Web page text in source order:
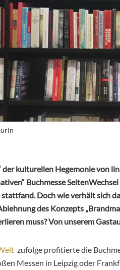
der kulturellen Hegemonie von
BuchmesseSeitenWechsel
Doch wie verhält sich
des Konzepts
muss? Von unserem
zufolge profitierte die
Messen in Leipzig oder